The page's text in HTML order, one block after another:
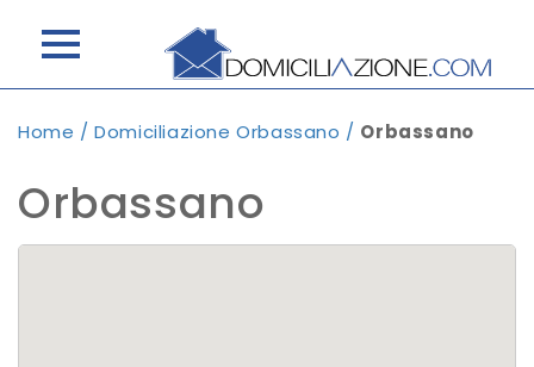
Home /Domiciliazione Orbassano / Orbassano
Orbassano